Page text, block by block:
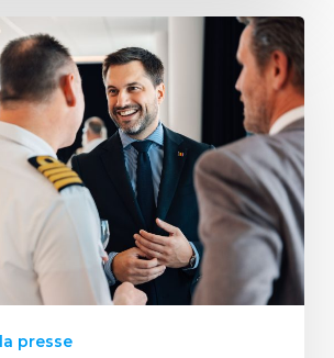
presse